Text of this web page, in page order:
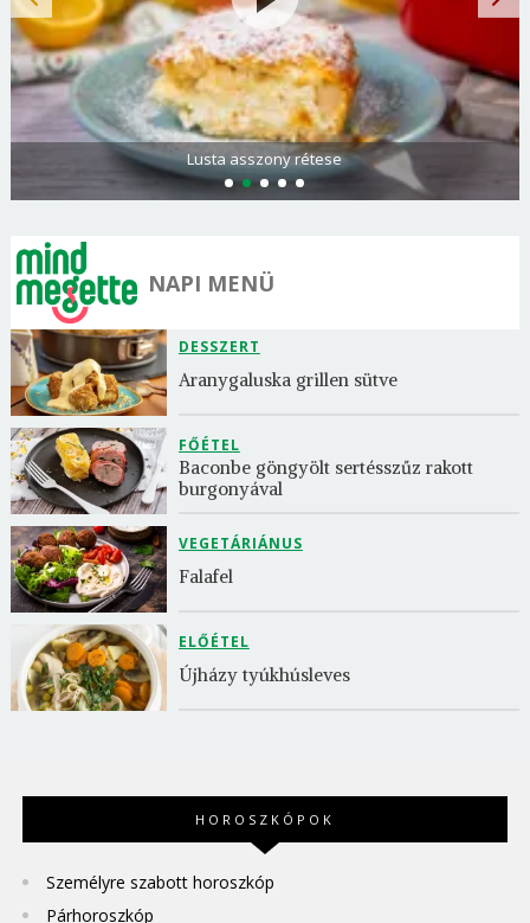
Spenótos palacsinta tejföllel töltve
NAPI MENÜ
DESSZERT
Aranygaluska grillen sütve
FŐÉTEL
Baconbe göngyölt sertésszűz rakott
burgonyával
VEGETÁRIÁNUS
Falafel
ELŐÉTEL
Újházy tyúkhúsleves
HOROSZKÓPOK
Személyre szabott horoszkóp
Párhoroszkóp